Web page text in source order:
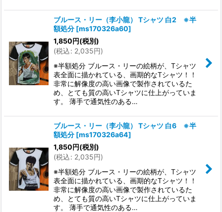
ブルース・リー（李小龍） Tシャツ 白2 ※半
額処分 [ms170326a60]
1,850円(税別)
(税込: 2,035円)
※半額処分 ブルース・リーの絵柄が、Tシャツ
表全面に描かれている、画期的なTシャツ！！
非常に解像度の高い画像で製作されているた
め、とても質の高いTシャツに仕上がっていま
す。 薄手で通気性のある…
ブルース・リー（李小龍） Tシャツ 白6 ※半
額処分 [ms170326a64]
1,850円(税別)
(税込: 2,035円)
※半額処分 ブルース・リーの絵柄が、Tシャツ
表全面に描かれている、画期的なTシャツ！！
非常に解像度の高い画像で製作されているた
め、とても質の高いTシャツに仕上がっていま
す。 薄手で通気性のある…